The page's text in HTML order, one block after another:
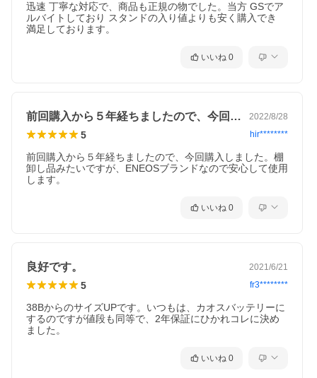
迅速 丁寧な対応で、商品も正規の物でした。当方 GSでア
ルバイトしており スタンドの入り値よりも安く購入でき
満足しております。
いいね 0
前回購入から５年経ちましたので、今回購… 2022/8/28
5 hir********
前回購入から５年経ちましたので、今回購入しました。棚
卸し品みたいですが、ENEOSブランドなので安心して使用
します。
いいね 0
良好です。 2021/6/21
5 fr3********
38BからのサイズUPです。いつもは、カオスバッテリーに
するのですが値段も同等で、2年保証にひかれコレに決め
ました。
いいね 0